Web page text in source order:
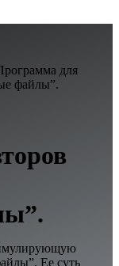
для
файлы”.
Ее суть